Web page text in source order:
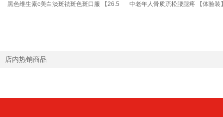
黑色维生素c美白淡斑祛斑色斑口服 【26.5
中老年人骨质疏松腰腿疼 【体验装
店内热销商品